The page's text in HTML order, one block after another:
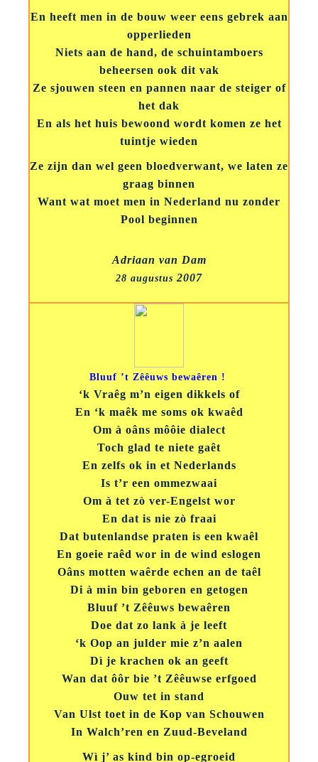
En heeft men in de bouw weer eens gebrek aan
opperlieden
Niets aan de hand, de schuintamboers
beheersen ook dit vak
Ze sjouwen steen en pannen naar de steiger of
het dak
En als het huis bewoond wordt komen ze het
tuintje wieden
Ze zijn dan wel geen bloedverwant, we laten ze
graag binnen
Want wat moet men in Nederland nu zonder
Pool beginnen
Adriaan van Dam
28 augustus 2007
Bluuf ’t Zêêuws bewaêren !
‘k Vraêg m’n eigen dikkels of
En ‘k maêk me soms ok kwaêd
Om à oâns môôie dialect
Toch glad te niete gaêt
En zelfs ok in et Nederlands
Is t’r een ommezwaai
Om à tet zò ver-Engelst wor
En dat is nie zò fraai
Dat butenlandse praten is een kwaêl
En goeie raêd wor in de wind eslogen
Oâns motten waêrde echen an de taêl
Di à min bin geboren en getogen
Bluuf ’t Zêêuws bewaêren
Doe dat zo lank à je leeft
‘k Oop an julder mie z’n aalen
Dì je krachen ok an geeft
Wan dat ôôr bie ’t Zêêuwse erfgoed
Ouw tet in stand
Van Ulst toet in de Kop van Schouwen
In Walch’ren en Zuud-Beveland
Wì j’ as kind bin op-egroeid